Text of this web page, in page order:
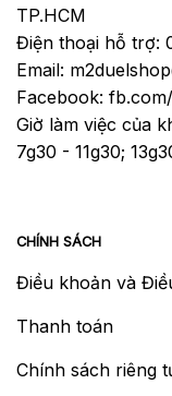
TP.HCM
Điện thoại hỗ trợ:
Email:
Facebook:
Giờ làm việc của
7g30 - 11g30;
CHÍNH SÁCH
Điều khoản và
Thanh toán
Chính sách riêng